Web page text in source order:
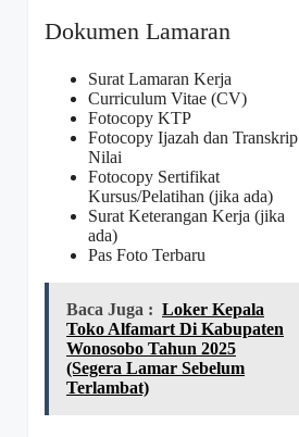
Dokumen Lamaran
Surat Lamaran Kerja
Curriculum Vitae (CV)
Fotocopy KTP
Fotocopy Ijazah dan Transkrip
Nilai
Fotocopy Sertifikat
Kursus/Pelatihan (jika ada)
Surat Keterangan Kerja (jika
ada)
Pas Foto Terbaru
Baca Juga : Loker Kepala
Toko Alfamart Di Kabupaten
Wonosobo Tahun 2025
(Segera Lamar Sebelum
Terlambat)